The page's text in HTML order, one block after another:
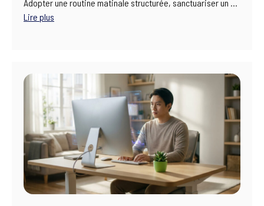
Adopter une routine matinale structurée, sanctuariser un …
Lire plus